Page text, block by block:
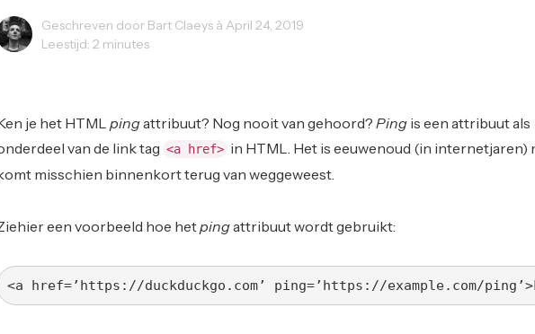
Geschreven door Bart Claeys à April 24, 2019
Leestijd: 2 minutes
je het HTML pingattribuut? Nog nooit van gehoord? Ping is een attribuut als
van de link tag <a href> in HTML. Het is eeuwenoud (in internetjaren)
misschien binnenkort terug van weggeweest.
een voorbeeld hoe hetpingattribuut wordt gebruikt:
<a href=’https://duckduckgo.com’ ping=’https://example.com/